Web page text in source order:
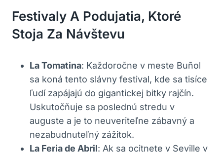
Festivaly A Podujatia, Ktoré
Stoja Za Návštevu
La Tomatina: Každoročne v meste Buñol
sa koná tento slávny festival, kde sa tisíce
ľudí zapájajú do gigantickej bitky rajčín.
Uskutočňuje sa poslednú stredu v
auguste a je to neuveriteľne zábavný a
nezabudnuteľný zážitok.
La Feria de Abril: Ak sa ocitnete v Seville v